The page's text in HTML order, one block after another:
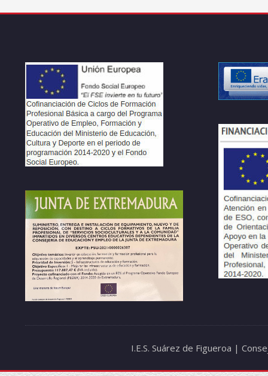
I.E.S. Suárez de Figueroa |